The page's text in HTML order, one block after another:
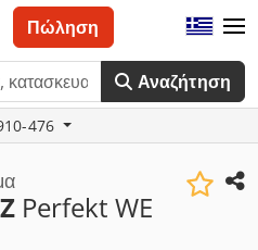
Αναζήτηση
Πώληση
476
Perfekt WE